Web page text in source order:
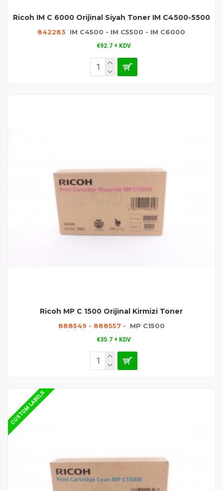
842283 IM C4500 - IM C5500 - IM C6000
Ricoh IM C 6000 Orijinal Siyah Toner IM C4500-5500
€92.7 + KDV
888549 - 888557 - MP C1500
Ricoh MP C 1500 Orijinal Kirmizi Toner
€35.7 + KDV
CUSTOM LABELS